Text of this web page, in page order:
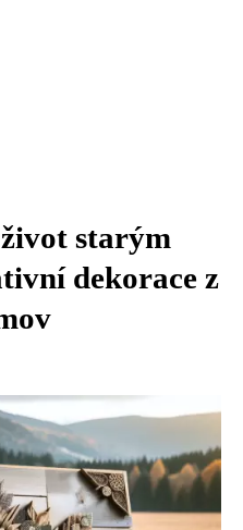
starým
dekorace z